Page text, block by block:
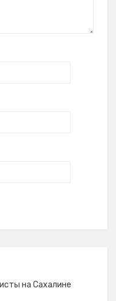
на Сахалине